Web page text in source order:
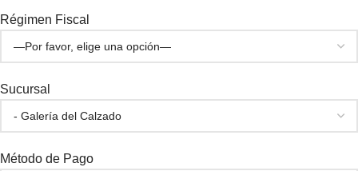
Régimen Fiscal
Sucursal
Método de Pago